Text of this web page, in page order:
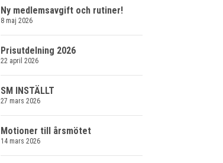
Ny medlemsavgift och rutiner!
8 maj 2026
Prisutdelning 2026
22 april 2026
SM INSTÄLLT
27 mars 2026
Motioner till årsmötet
14 mars 2026